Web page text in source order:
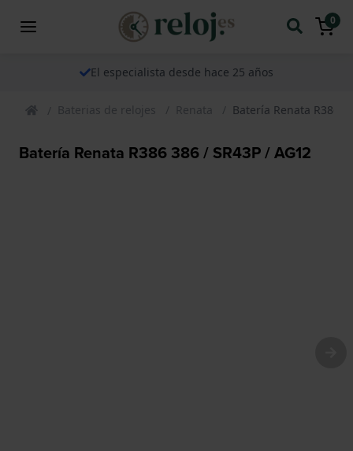
0
El especialista desde hace 25 años
Baterias de relojes Renata Batería Renata R386
Batería Renata R386 386 / SR43P / AG12